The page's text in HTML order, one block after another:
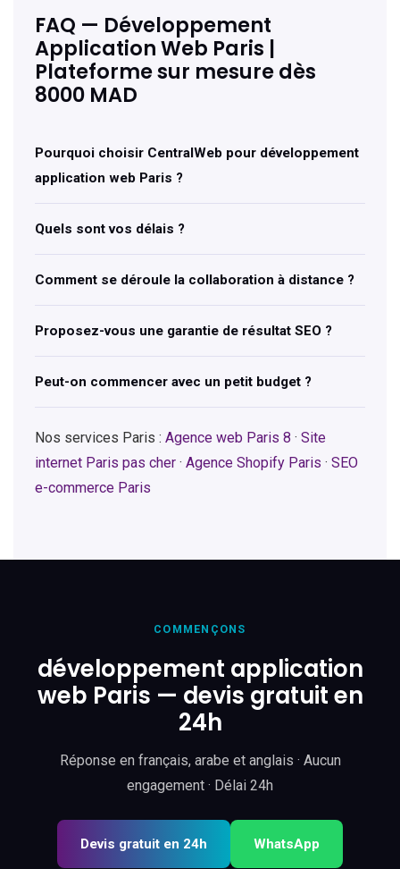
FAQ — Développement
Application Web Paris |
Plateforme sur mesure dès
8000 MAD
Pourquoi choisir CentralWeb pour développement
application web Paris ?
Quels sont vos délais ?
Comment se déroule la collaboration à distance ?
Proposez-vous une garantie de résultat SEO ?
Peut-on commencer avec un petit budget ?
Nos services Paris : Agence web Paris 8 · Site
internet Paris pas cher · Agence Shopify Paris · SEO
e-commerce Paris
COMMENÇONS
développement application
web Paris — devis gratuit en
24h
Réponse en français, arabe et anglais · Aucun
engagement · Délai 24h
Devis gratuit en 24h WhatsApp